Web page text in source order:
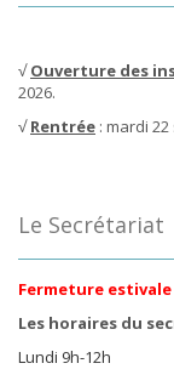
√Ouverture des
2026.
√Rentrée : mardi
Le Secrétariat
Fermeture estivale
Les horaires du
Lundi 9h-12h